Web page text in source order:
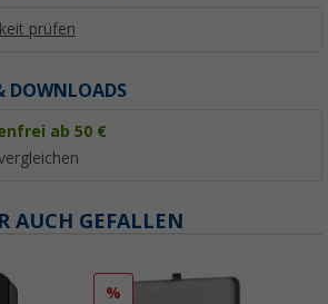
prüfen
DOWNLOADS
ab 50 €
AUCH GEFALLEN
%